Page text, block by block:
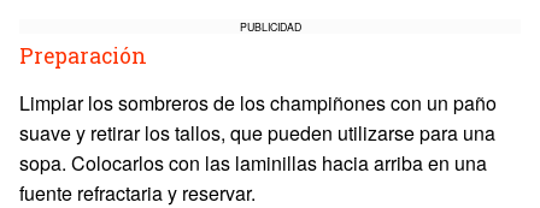
PUBLICIDAD
Preparación
Limpiar los sombreros de los champiñones con un paño
suave y retirar los tallos, que pueden utilizarse para una
sopa. Colocarlos con las laminillas hacia arriba en una
fuente refractaria y reservar.